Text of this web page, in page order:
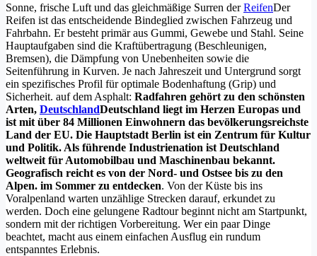
Sonne, frische Luft und das gleichmäßige Surren derReifenDer
Reifen ist das entscheidende Bindeglied zwischen Fahrzeug und
Fahrbahn. Er besteht primär aus Gummi, Gewebe und Stahl. Seine
Hauptaufgaben sind die Kraftübertragung (Beschleunigen,
Bremsen), die Dämpfung von Unebenheiten sowie die
Seitenführung in Kurven. Je nach Jahreszeit und Untergrund sorgt
ein spezifisches Profil für optimale Bodenhaftung (Grip) und
Sicherheit. auf dem Asphalt: Radfahren gehört zu den schönsten
Arten, DeutschlandDeutschland liegt im Herzen Europas und
ist mit über 84 Millionen Einwohnern das bevölkerungsreichste
Land der EU. Die Hauptstadt Berlin ist ein Zentrum für Kultur
und Politik. Als führende Industrienation ist Deutschland
weltweit für Automobilbau und Maschinenbau bekannt.
Geografisch reicht es von der Nord- und Ostsee bis zu den
Alpen. im Sommer zu entdecken. Von der Küste bis ins
Voralpenland warten unzählige Strecken darauf, erkundet zu
werden. Doch eine gelungene Radtour beginnt nicht am Startpunkt,
sondern mit der richtigen Vorbereitung. Wer ein paar Dinge
beachtet, macht aus einem einfachen Ausflug ein rundum
entspanntes Erlebnis.